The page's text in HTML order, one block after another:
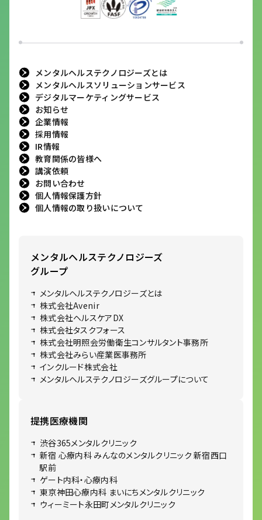
メンタルヘルステクノロジーズとは
メンタルヘルスソリューションサービス
デジタルマーケティングサービス
お知らせ
企業情報
採用情報
IR情報
教育関係の皆様へ
講演依頼
お問い合わせ
個人情報保護方針
個人情報の取り扱いについて
メンタルヘルステクノロジーズ
グループ
メンタルヘルステクノロジーズとは
株式会社Avenir
株式会社ヘルスケアDX
株式会社タスクフォース
株式会社明照会労働衛生コンサルタント事務所
株式会社みらい産業医事務所
インクルード株式会社
メンタルヘルステクノロジーズグループについて
提携医療機関
渋谷365メンタルクリニック
新宿 心療内科 みんなのメンタルクリニック 新宿西口
駅前
ゲート内科・心療内科
東京神田心療内科 まいにちメンタルクリニック
ウィーミート永田町メンタルクリニック